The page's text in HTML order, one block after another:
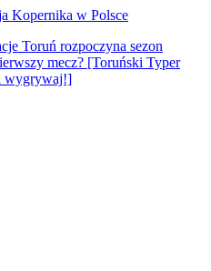
Kopernika w Polsce
Toruń rozpoczyna sezon
mecz? [Toruński Typer
wygrywaj!]